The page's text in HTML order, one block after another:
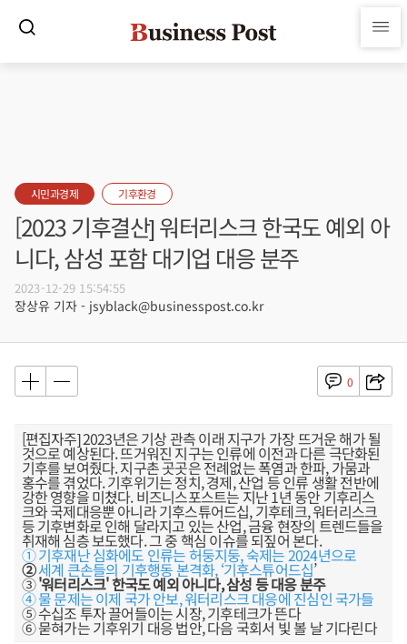
시민과경제 기후환경
[2023 기후결산] 워터리스크 한국도 예외 아
니다, 삼성 포함 대기업 대응 분주
2023-12-29 15:54:55
장상유 기자 - jsyblack@businesspost.co.kr
0
[편집자주] 2023년은 기상 관측 이래 지구가 가장 뜨거운 해가 될
것으로 예상된다. 뜨거워진 지구는 인류에 이전과 다른 극단화된
기후를 보여줬다. 지구촌 곳곳은 전례없는 폭염과 한파, 가뭄과
홍수를 겪었다. 기후위기는 정치, 경제, 산업 등 인류 생활 전반에
강한 영향을 미쳤다. 비즈니스포스트는 지난 1년 동안 기후리스
크와 국제대응뿐 아니라 기후스튜어드십, 기후테크, 워터리스크
등 기후변화로 인해 달라지고 있는 산업, 금융 현장의 트렌드들을
취재해 심층 보도했다. 그 중 핵심 이슈를 되짚어 본다.
① 기후재난 심화에도 인류는 허둥지둥, 숙제는 2024년으로
②세계 큰손들의 기후행동 본격화, ‘기후스튜어드십’
③'워터리스크' 한국도 예외 아니다, 삼성 등 대응 분주
④ 물 문제는 이제 국가 안보, 워터리스크 대응에 진심인 국가들
⑤ 수십조 투자 끌어들이는 시장, 기후테크가 뜬다
⑥ 묻혀가는 기후위기 대응 법안, 다음 국회서 빛 볼 날 기다린다